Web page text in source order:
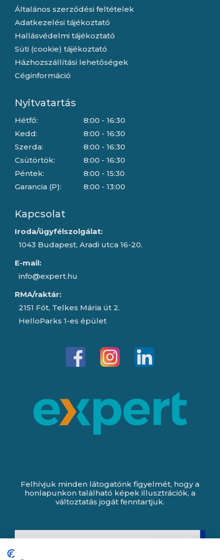
Általános szerződési feltételek
Adatkezelési tájékoztató
Hallásvédelmi tájékoztató
Süti (cookie) tájékoztató
Házhozszállítási lehetőségek
Céginformáció
Nyitvatartás
Hétfő:
Kedd:
Szerda:
Csütörtök:
Péntek:
Garancia (P):
8:00 - 16:30
8:00 - 16:30
8:00 - 16:30
8:00 - 16:30
8:00 - 15:30
8:00 - 13:00
Kapcsolat
Iroda/ügyfélszolgálat:
1043 Budapest, Aradi utca 16-20.
E-mail:
info@expert.hu
RMA/raktár:
2151 Fót, Telkes Mária út 2.
HelloParks 1-es épület
Felhívjuk minden látogatónk figyelmét, hogy a
honlapunkon található képek illusztrációk, a
változtatás jogát fenntartjuk.